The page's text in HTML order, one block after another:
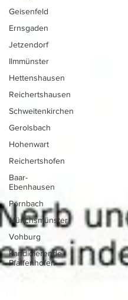
Geisenfeld
Ernsgaden
Jetzendorf
Ilmmünster
Hettenshausen
Reichertshausen
Schweitenkirchen
Gerolsbach
Hohenwart
Reichertshofen
Baar-
Ebenhausen
Pörnbach
Münchsmünster
Vohburg
Kandidierende
Pfaffenhofen